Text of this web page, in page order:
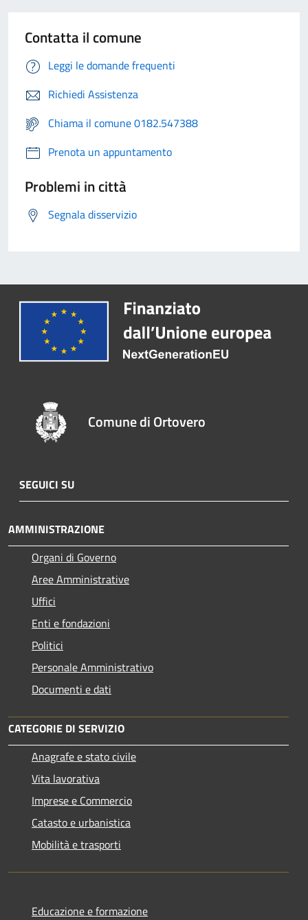
Contatta il comune
Leggi le domande frequenti
Richiedi Assistenza
Chiama il comune 0182.547388
Prenota un appuntamento
Problemi in città
Segnala disservizio
Comune di Ortovero
SEGUICI SU
AMMINISTRAZIONE
Organi di Governo
Aree Amministrative
Uffici
Enti e fondazioni
Politici
Personale Amministrativo
Documenti e dati
CATEGORIE DI SERVIZIO
Anagrafe e stato civile
Vita lavorativa
Imprese e Commercio
Catasto e urbanistica
Mobilità e trasporti
Educazione e formazione